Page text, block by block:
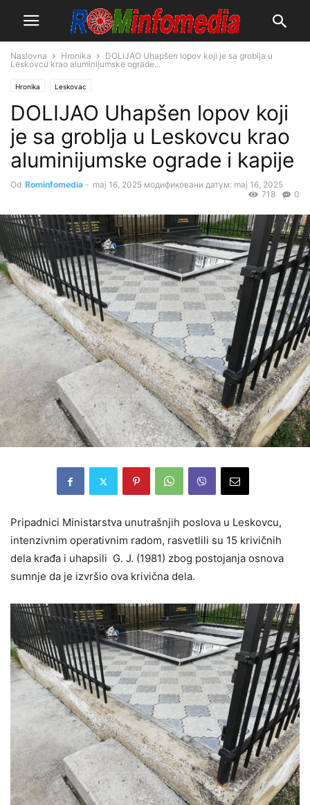
Naslovna Hronika
DOLIJAO Uhapšen lopov koji je sa groblja u
Leskovcu krao aluminijumske ograde...
Hronika Leskovac
DOLIJAO Uhapšen lopov koji
je sa groblja u Leskovcu krao
aluminijumske ograde i kapije
Od Rominfomedia - maj 16, 2025 модификовани датум: maj 16, 2025
0
718
Pripadnici Ministarstva unutrašnjih poslova u Leskovcu,
intenzivnim operativnim radom, rasvetlili su 15 krivičnih
dela krađa i uhapsili G. J. (1981) zbog postojanja osnova
sumnje da je izvršio ova krivična dela.